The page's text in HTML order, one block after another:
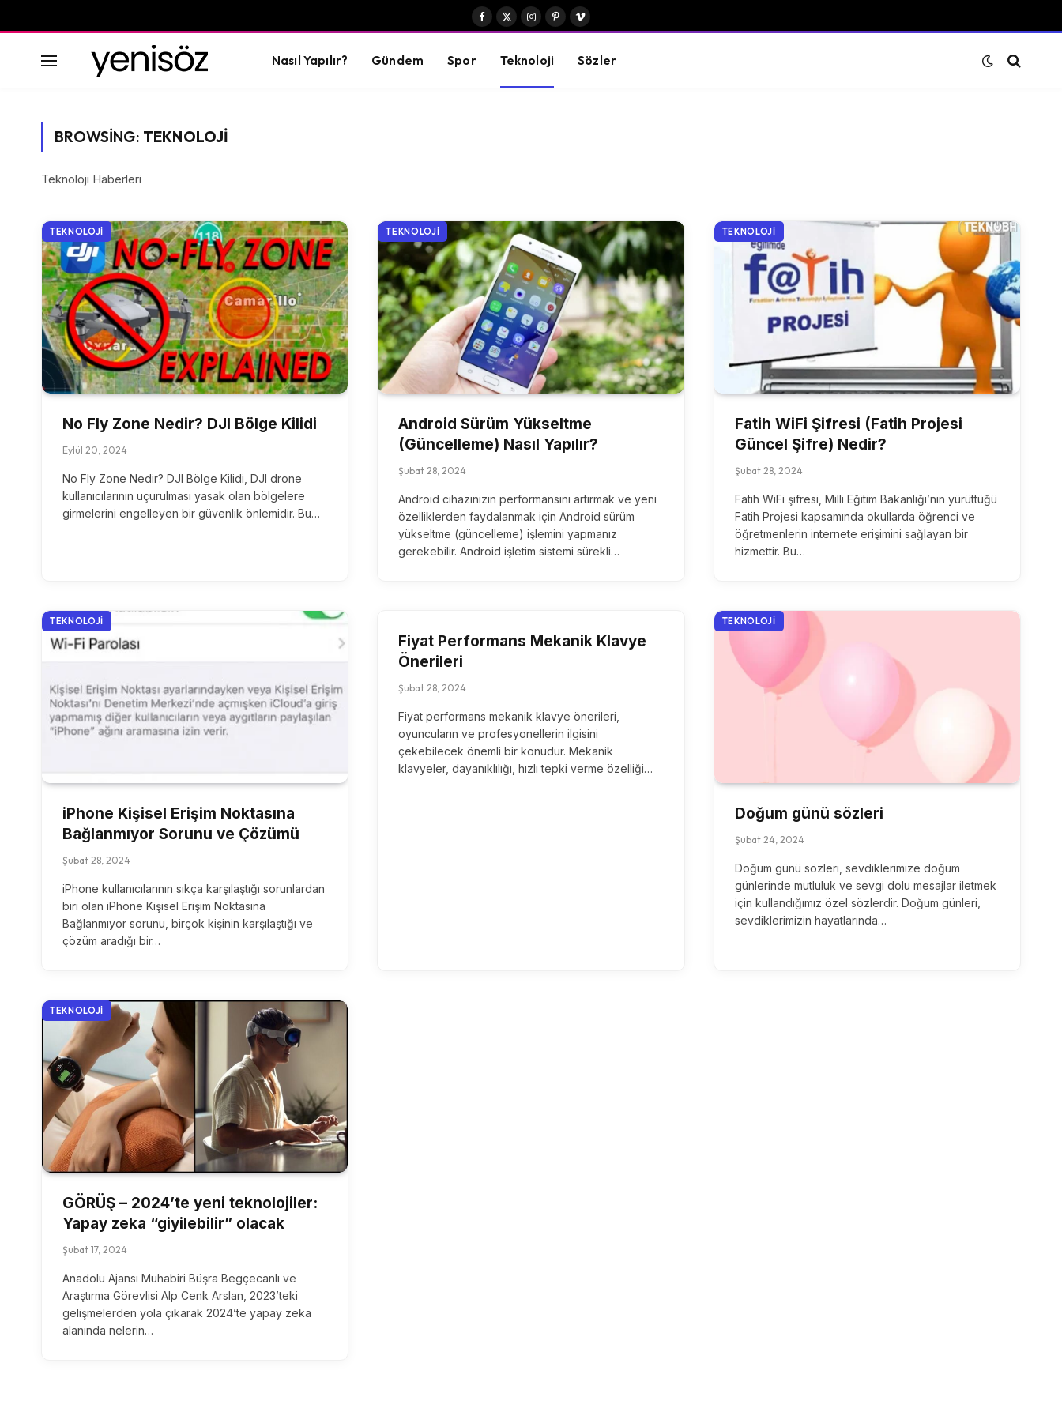
Facebook
X
Instagram
PinterestVimeo
Nasıl Yapılır? Gündem Spor Teknoloji Sözler
BROWSING: TEKNOLOJI
Teknoloji Haberleri
TEKNOLOJI
No Fly Zone Nedir? DJI Bölge Kilidi
Eylül 20, 2024
No Fly Zone Nedir? DJI Bölge Kilidi, DJI drone
kullanıcılarının uçurulması yasak olan bölgelere
girmelerini engelleyen bir güvenlik önlemidir. Bu…
TEKNOLOJI
Android Sürüm Yükseltme
(Güncelleme) Nasıl Yapılır?
Şubat 28, 2024
Android cihazınızın performansını artırmak ve yeni
özelliklerden faydalanmak için Android sürüm
yükseltme (güncelleme) işlemini yapmanız
gerekebilir. Android işletim sistemi sürekli…
TEKNOLOJI
Fatih WiFi Şifresi (Fatih Projesi
Güncel Şifre) Nedir?
Şubat 28, 2024
Fatih WiFi şifresi, Milli Eğitim Bakanlığı’nın yürüttüğü
Fatih Projesi kapsamında okullarda öğrenci ve
öğretmenlerin internete erişimini sağlayan bir
hizmettir. Bu…
TEKNOLOJI
iPhone Kişisel Erişim Noktasına
Bağlanmıyor Sorunu ve Çözümü
Şubat 28, 2024
iPhone kullanıcılarının sıkça karşılaştığı sorunlardan
biri olan iPhone Kişisel Erişim Noktasına
Bağlanmıyor sorunu, birçok kişinin karşılaştığı ve
çözüm aradığı bir…
Fiyat Performans Mekanik Klavye
Önerileri
Şubat 28, 2024
Fiyat performans mekanik klavye önerileri,
oyuncuların ve profesyonellerin ilgisini
çekebilecek önemli bir konudur. Mekanik
klavyeler, dayanıklılığı, hızlı tepki verme özelliği…
TEKNOLOJI
Doğum günü sözleri
Şubat 24, 2024
Doğum günü sözleri, sevdiklerimize doğum
günlerinde mutluluk ve sevgi dolu mesajlar iletmek
için kullandığımız özel sözlerdir. Doğum günleri,
sevdiklerimizin hayatlarında…
TEKNOLOJI
GÖRÜŞ – 2024’te yeni teknolojiler:
Yapay zeka “giyilebilir” olacak
Şubat 17, 2024
Anadolu Ajansı Muhabiri Büşra Begçecanlı ve
Araştırma Görevlisi Alp Cenk Arslan, 2023’teki
gelişmelerden yola çıkarak 2024’te yapay zeka
alanında nelerin…